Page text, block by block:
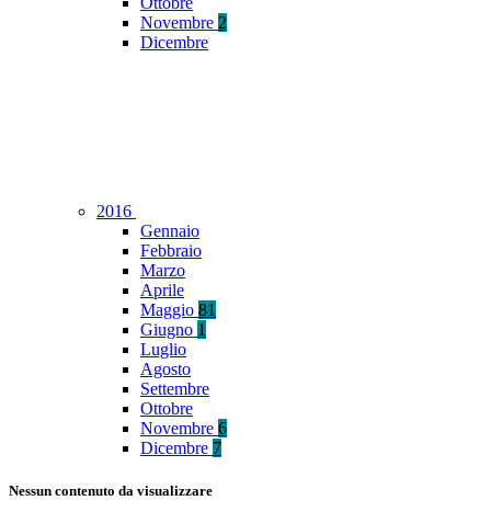
Novembre 2
Dicembre
2016
Gennaio
Febbraio
Marzo
Aprile
Maggio 81
Giugno 1
Luglio
Agosto
Settembre
Ottobre
Novembre 6
Dicembre 7
Nessun contenuto da visualizzare